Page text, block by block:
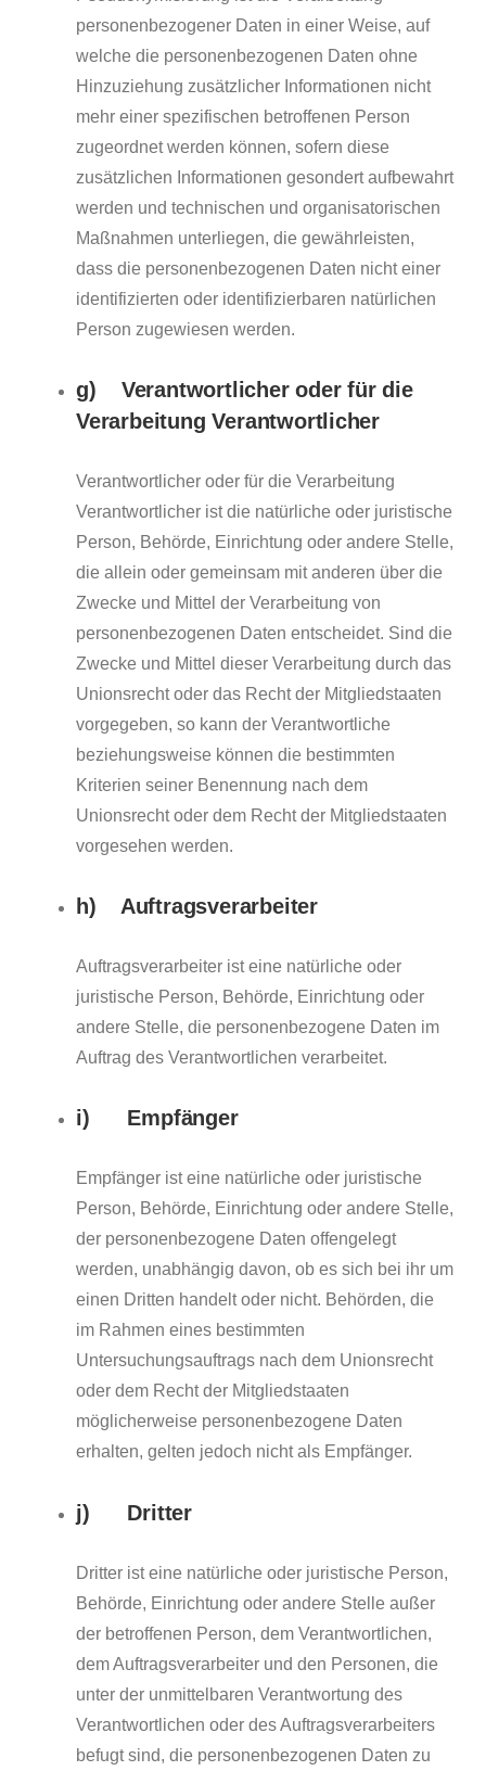
personenbezogener Daten in einer Weise, auf
welche die personenbezogenen Daten ohne
Hinzuziehung zusätzlicher Informationen nicht
mehr einer spezifischen betroffenen Person
zugeordnet werden können, sofern diese
zusätzlichen Informationen gesondert aufbewahrt
werden und technischen und organisatorischen
Maßnahmen unterliegen, die gewährleisten,
dass die personenbezogenen Daten nicht einer
identifizierten oder identifizierbaren natürlichen
Person zugewiesen werden.
g) Verantwortlicher oder für die
Verarbeitung Verantwortlicher
Verantwortlicher oder für die Verarbeitung
Verantwortlicher ist die natürliche oder juristische
Person, Behörde, Einrichtung oder andere Stelle,
die allein oder gemeinsam mit anderen über die
Zwecke und Mittel der Verarbeitung von
personenbezogenen Daten entscheidet. Sind die
Zwecke und Mittel dieser Verarbeitung durch das
Unionsrecht oder das Recht der Mitgliedstaaten
vorgegeben, so kann der Verantwortliche
beziehungsweise können die bestimmten
Kriterien seiner Benennung nach dem
Unionsrecht oder dem Recht der Mitgliedstaaten
vorgesehen werden.
h) Auftragsverarbeiter
Auftragsverarbeiter ist eine natürliche oder
juristische Person, Behörde, Einrichtung oder
andere Stelle, die personenbezogene Daten im
Auftrag des Verantwortlichen verarbeitet.
i) Empfänger
Empfänger ist eine natürliche oder juristische
Person, Behörde, Einrichtung oder andere Stelle,
der personenbezogene Daten offengelegt
werden, unabhängig davon, ob es sich bei ihr um
einen Dritten handelt oder nicht. Behörden, die
im Rahmen eines bestimmten
Untersuchungsauftrags nach dem Unionsrecht
oder dem Recht der Mitgliedstaaten
möglicherweise personenbezogene Daten
erhalten, gelten jedoch nicht als Empfänger.
j) Dritter
Dritter ist eine natürliche oder juristische Person,
Behörde, Einrichtung oder andere Stelle außer
der betroffenen Person, dem Verantwortlichen,
dem Auftragsverarbeiter und den Personen, die
unter der unmittelbaren Verantwortung des
Verantwortlichen oder des Auftragsverarbeiters
befugt sind, die personenbezogenen Daten zu